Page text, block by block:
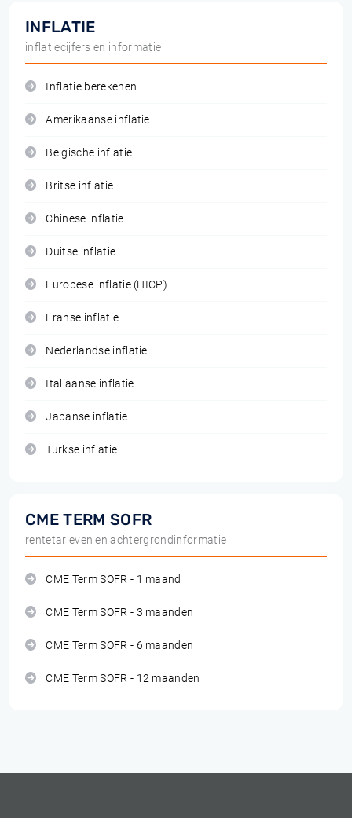
INFLATIE
inflatiecijfers en informatie
Inflatie berekenen
Amerikaanse inflatie
Belgische inflatie
Britse inflatie
Chinese inflatie
Duitse inflatie
Europese inflatie (HICP)
Franse inflatie
Nederlandse inflatie
Italiaanse inflatie
Japanse inflatie
Turkse inflatie
CME TERM SOFR
rentetarieven en achtergrondinformatie
CME Term SOFR - 1 maand
CME Term SOFR - 3 maanden
CME Term SOFR - 6 maanden
CME Term SOFR - 12 maanden